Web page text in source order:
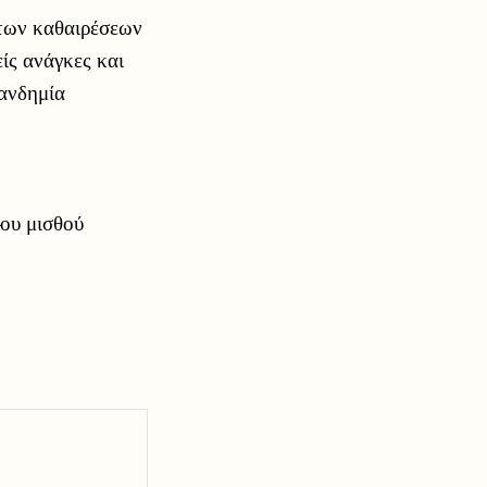
καθαιρέσεων
ανάγκες και
μισθού